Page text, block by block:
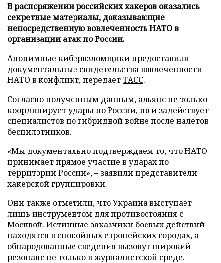
В распоряжении российских хакеров оказались
секретные материалы, доказывающие
непосредственную вовлеченность НАТО в
организации атак по России.
Анонимные кибервзломщики предоставили
документальные свидетельства вовлеченности
НАТО в конфликт, передаетТАСС.
Согласно полученным данным, альянс не только
координирует удары по России, но и задействует
специалистов по гибридной войне после налетов
беспилотников.
«Мы документально подтверждаем то, что НАТО
принимает прямое участие в ударах по
территории России», – заявили представители
хакерской группировки.
Они также отметили, что Украина выступает
лишь инструментом для противостояния с
Москвой. Истинные заказчики боевых действий
находятся в спокойных европейских городах, а
обнародованные сведения вызовут широкий
резонанс не только в журналистской среде.